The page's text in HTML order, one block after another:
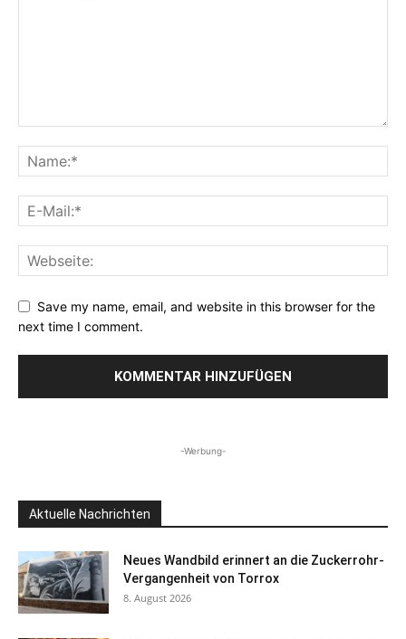
Save my name, email, and website in this browser for the
next time I comment.
-Werbung-
Aktuelle Nachrichten
Neues Wandbild erinnert an die Zuckerrohr-
Vergangenheit von Torrox
8. August 2026